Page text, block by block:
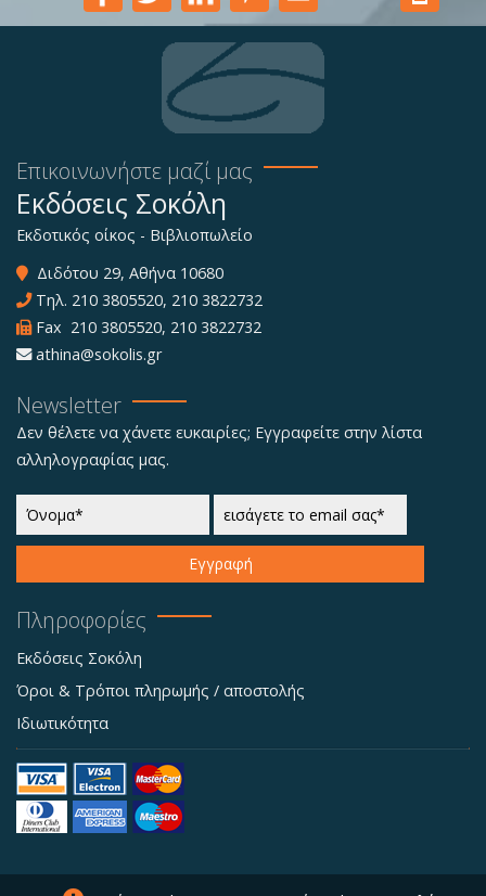
Επικοινωνήστε μαζί μας
Εκδόσεις Σοκόλη
Εκδοτικός οίκος - Βιβλιοπωλείο
Διδότου 29, Αθήνα 10680
Τηλ. 210 3805520, 210 3822732
Fax 210 3805520, 210 3822732
athina@sokolis.gr
Newsletter
Δεν θέλετε να χάνετε ευκαιρίες; Εγγραφείτε στην λίστα
αλληλογραφίας μας.
Εγγραφή
Πληροφορίες
Εκδόσεις Σοκόλη
Όροι & Τρόποι πληρωμής / αποστολής
Ιδιωτικότητα